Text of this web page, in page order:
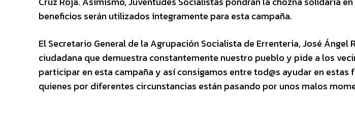
beneficios serán utilizados íntegramente para esta campaña.
El Secretario General de la Agrupación Socialista de Errenteria, José Ángel
ciudadana que demuestra constantemente nuestro pueblo y pide a los
participar en esta campaña y así consigamos entre tod@s ayudar en estas
quienes por diferentes circunstancias están pasando por unos malos